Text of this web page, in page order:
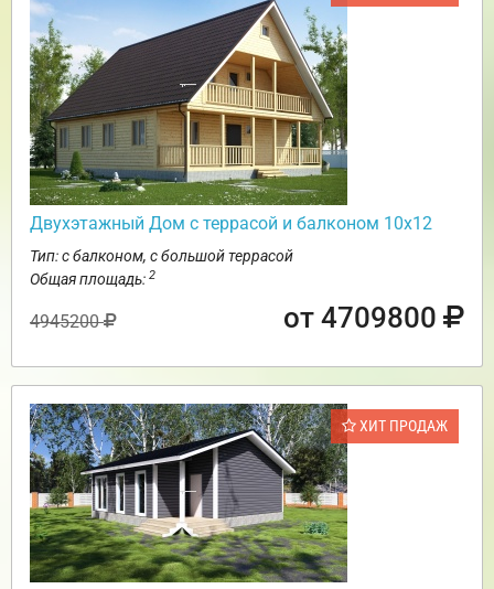
Двухэтажный Дом с террасой и балконом 10х12
Тип: с балконом, с большой террасой
Общая площадь: 2
4945200 от 4709800
ХИТ ПРОДАЖ